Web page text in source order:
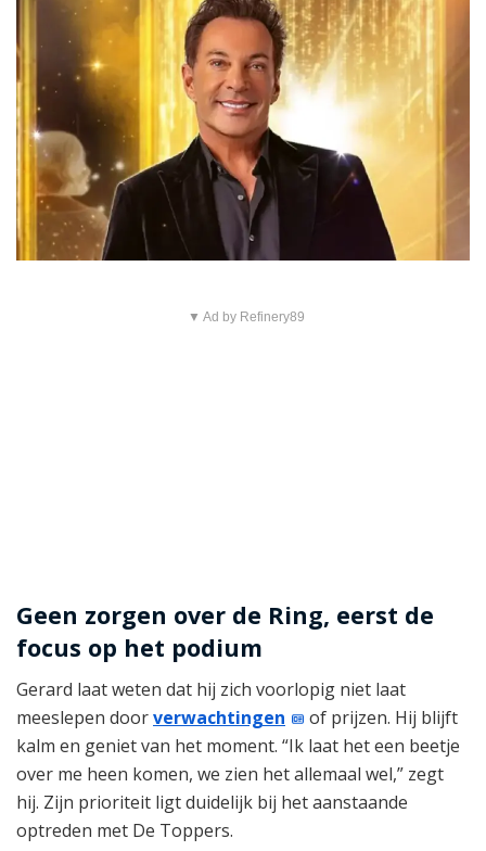
▼ Ad by Refinery89
Geen zorgen over de Ring, eerst de
focus op het podium
Gerard laat weten dat hij zich voorlopig niet laat
meeslepen doorverwachtingen
of prijzen. Hij blijft
kalm en geniet van het moment. “Ik laat het een beetje
over me heen komen, we zien het allemaal wel,” zegt
hij. Zijn prioriteit ligt duidelijk bij het aanstaande
optreden met De Toppers.